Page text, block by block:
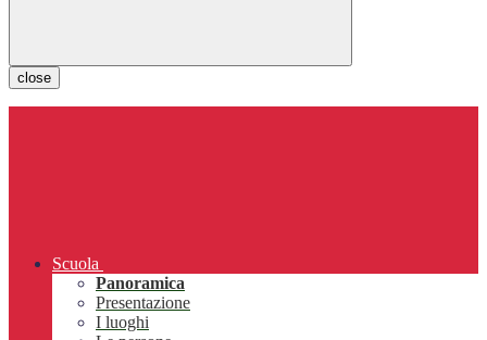
close
Scuola
Panoramica
Presentazione
I luoghi